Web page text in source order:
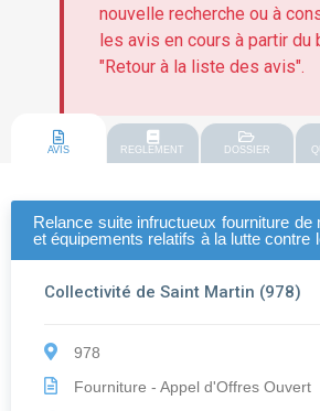
nouvelle recherche ou à
les avis en cours à partir du
"Retour à la liste des avis".
AVIS REGLEMENT DOSSIER
Relance suite infructueux fourniture de
et équipements relatifs à la lutte contre
Collectivité de Saint Martin (978)
978
Fourniture - Appel d'Offres Ouvert